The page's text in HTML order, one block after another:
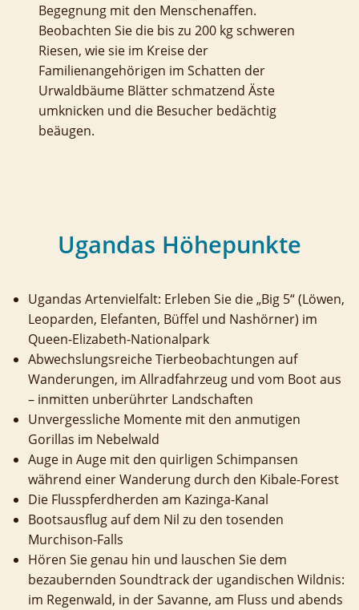
Begegnung mit den Menschenaffen.
Beobachten Sie die bis zu 200 kg schweren
Riesen, wie sie im Kreise der
Familienangehörigen im Schatten der
Urwaldbäume Blätter schmatzend Äste
umknicken und die Besucher bedächtig
beäugen.
Ugandas Höhepunkte
Ugandas Artenvielfalt: Erleben Sie die „Big 5“ (Löwen,
Leoparden, Elefanten, Büffel und Nashörner) im
Queen-Elizabeth-Nationalpark
Abwechslungsreiche Tierbeobachtungen auf
Wanderungen, im Allradfahrzeug und vom Boot aus
– inmitten unberührter Landschaften
Unvergessliche Momente mit den anmutigen
Gorillas im Nebelwald
Auge in Auge mit den quirligen Schimpansen
während einer Wanderung durch den Kibale-Forest
Die Flusspferdherden am Kazinga-Kanal
Bootsausflug auf dem Nil zu den tosenden
Murchison-Falls
Hören Sie genau hin und lauschen Sie dem
bezaubernden Soundtrack der ugandischen Wildnis:
im Regenwald, in der Savanne, am Fluss und abends